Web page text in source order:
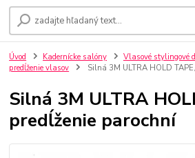
Úvod Kadernícke salóny Vlasové stylingové
predĺženie vlasov
Silná 3M ULTRA HOLD
Silná 3M ULTRA
predĺženie parochní